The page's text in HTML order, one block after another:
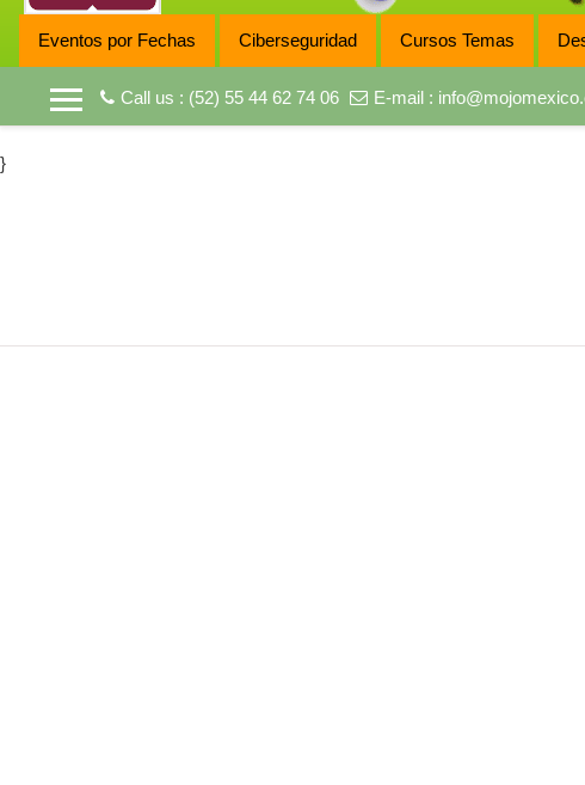
Eventos por Fechas Ciberseguridad Cursos Temas
Panneau latéralCall us : (52) 55 44 62 74 06 E-mail :
}